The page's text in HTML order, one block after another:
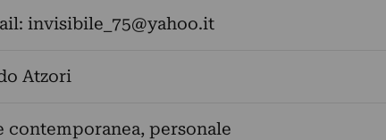
invisibile_75@yahoo.it
Atzori
contemporanea, personale